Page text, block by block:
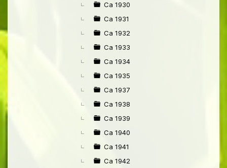
Ca 1930
Ca 1931
Ca 1932
Ca 1933
Ca 1934
Ca 1935
Ca 1937
Ca 1938
Ca 1939
Ca 1940
Ca 1941
Ca 1942